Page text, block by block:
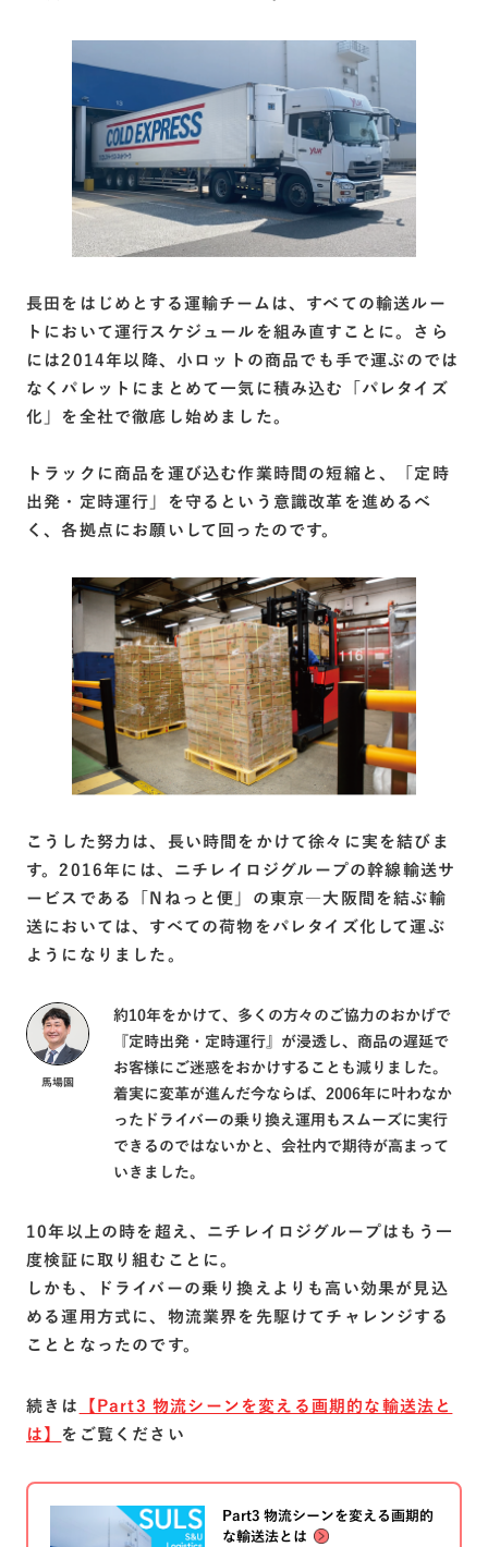
長田をはじめとする運輸チームは、すべての輸送ルー
トにおいて運行スケジュールを組み直すことに。さら
には2014年以降、小ロットの商品でも手で運ぶのでは
なくパレットにまとめて一気に積み込む「パレタイズ
化」を全社で徹底し始めました。
トラックに商品を運び込む作業時間の短縮と、「定時
出発・定時運行」を守るという意識改革を進めるべ
く、各拠点にお願いして回ったのです。
こうした努力は、長い時間をかけて徐々に実を結びま
す。2016年には、ニチレイロジグループの幹線輸送サ
ービスである「Nねっと便」の東京―大阪間を結ぶ輸
送においては、すべての荷物をパレタイズ化して運ぶ
ようになりました。
馬場園
約10年をかけて、多くの方々のご協力のおかげで
『定時出発・定時運行』が浸透し、商品の遅延で
お客様にご迷惑をおかけすることも減りました。
着実に変革が進んだ今ならば、2006年に叶わなか
ったドライバーの乗り換え運用もスムーズに実行
できるのではないかと、会社内で期待が高まって
いきました。
10年以上の時を超え、ニチレイロジグループはもう一
度検証に取り組むことに。
しかも、ドライバーの乗り換えよりも高い効果が見込
める運用方式に、物流業界を先駆けてチャレンジする
こととなったのです。
続きは
【Part3 物流シーンを変える画期的な輸送法と
は】
をご覧ください
Part3 物流シーンを変える画期的
な輸送法とは